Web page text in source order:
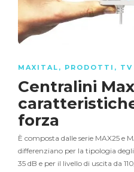
MAXITAL , PRODOTTI ,
Centralini
forza
È composta dalle serie MAX25 e
differenziano per la tipologia
35 dB e per il livello di uscita da